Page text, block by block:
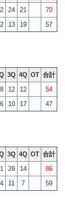
24 21
70
13 19 57
3Q 4Q OT 合計
12 12
54
10 17 47
3Q 4Q OT 合計
29 14
86
11 7 59